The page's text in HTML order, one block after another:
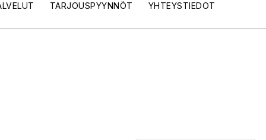
TARJOUSPYYNNÖT YHTEYSTIEDOT